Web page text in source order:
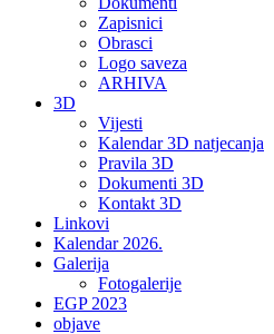
Zapisnici
Obrasci
Logo saveza
ARHIVA
3D
Vijesti
Kalendar 3D natjecanja
Pravila 3D
Dokumenti 3D
Kontakt 3D
Linkovi
Kalendar 2026.
Galerija
Fotogalerije
EGP 2023
objave